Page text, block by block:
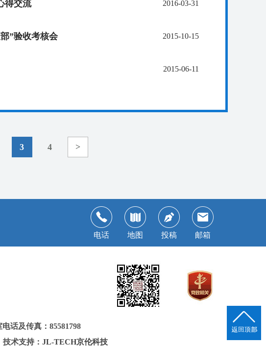
得交流 2016-03-31
”验收考核会 2015-10-15
2015-06-11
3 4 >
电话
地图 投稿 邮箱
电话及传真：85581798
技术支持：JL-TECH京伦科技